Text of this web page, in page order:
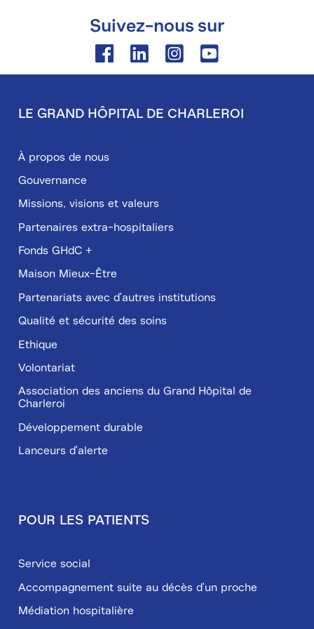
Suivez-nous sur
FacebookLinkedinInstagramYoutube
de
page
LE GRAND HÔPITAL DE CHARLEROI
À propos de nous
Gouvernance
Missions, visions et valeurs
Partenaires extra-hospitaliers
Fonds GHdC +
Maison Mieux-Être
Partenariats avec d'autres institutions
Qualité et sécurité des soins
Ethique
Volontariat
Association des anciens du Grand Hôpital de
Charleroi
Développement durable
Lanceurs d'alerte
POUR LES PATIENTS
Service social
Accompagnement suite au décès d'un proche
Médiation hospitalière